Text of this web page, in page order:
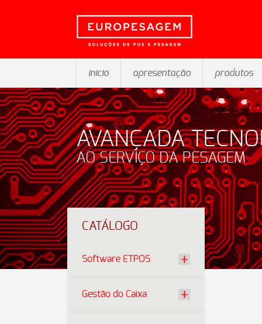
inicio apresentação produtos
AVANÇADA
AO SERVIÇO DA PESAGEM
CATÁLOGO
Software ETPOS
Gestão do Caixa